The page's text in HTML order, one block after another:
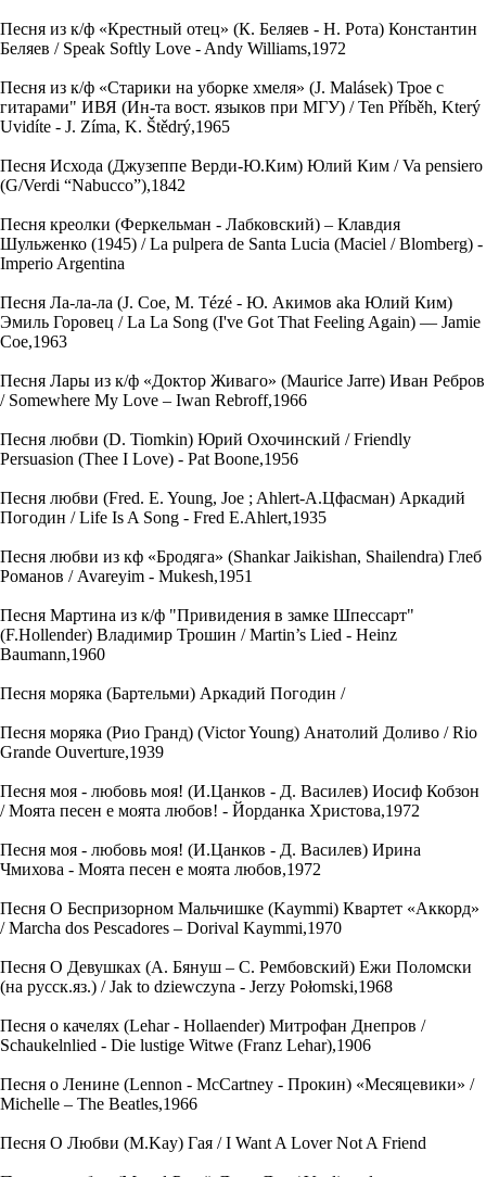
Песня из к/ф «Крестный отец» (К. Беляев - Н. Рота) Константин
Беляев / Speak Softly Love - Andy Williams,1972
Песня из к/ф «Старики на уборке хмеля» (J. Malásek) Трое с
гитарами" ИВЯ (Ин-та вост. языков при МГУ) / Ten Příběh, Který
Uvidíte - J. Zíma, K. Štědrý,1965
Песня Исхода (Джузеппе Верди-Ю.Ким) Юлий Ким / Va pensiero
(G/Verdi “Nabucco”),1842
Песня креолки (Феркельман - Лабковский) – Клавдия
Шульженко (1945) / La pulpera de Santa Lucia (Maciel / Blomberg) -
Imperio Argentina
Песня Ла-ла-ла (J. Coe, M. Tézé - Ю. Акимов aka Юлий Ким)
Эмиль Горовец / La La Song (I've Got That Feeling Again) — Jamie
Coe,1963
Песня Лары из к/ф «Доктор Живаго» (Maurice Jarre) Иван Ребров
/ Somewhere My Love – Iwan Rebroff,1966
Песня любви (D. Tiomkin) Юрий Охочинский / Friendly
Persuasion (Thee I Love) - Pat Boone,1956
Песня любви (Fred. E. Young, Joe ; Ahlert-А.Цфасман) Аркадий
Погодин / Life Is A Song - Fred E.Ahlert,1935
Песня любви из кф «Бродяга» (Shankar Jaikishan, Shailendra) Глеб
Романов / Avareyim - Mukesh,1951
Песня Мартина из к/ф "Привидения в замке Шпессарт"
(F.Hollender) Владимир Трошин / Martin’s Lied - Heinz
Baumann,1960
Песня моряка (Бартельми) Аркадий Погодин /
Песня моряка (Рио Гранд) (Victor Young) Анатолий Доливо / Rio
Grande Ouverture,1939
Песня моя - любовь моя! (И.Цанков - Д. Василев) Иосиф Кобзон
/ Моята песен е моята любов! - Йорданка Христова,1972
Песня моя - любовь моя! (И.Цанков - Д. Василев) Ирина
Чмихова - Моята песен е моята любов,1972
Песня О Беспризорном Мальчишке (Kaymmi) Квартет «Аккорд»
/ Маrchа dоs Реsсаdоrеs – Dorival Kaymmi,1970
Песня О Девушках (А. Бянуш – С. Рембовский) Ежи Поломски
(на русск.яз.) / Jak to dziewczyna - Jerzy Połomski,1968
Песня о качелях (Lehar - Hollaender) Митрофан Днепров /
Schaukelnlied - Die lustige Witwe (Franz Lehar),1906
Песня о Ленине (Lennon - McCartney - Прокин) «Месяцевики» /
Michelle – The Beatles,1966
Песня О Любви (M.Kay) Гая ‎/ I Want A Lover Not A Friend